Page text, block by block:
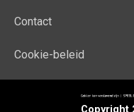
Contact
Cookie-beleid
Copyright